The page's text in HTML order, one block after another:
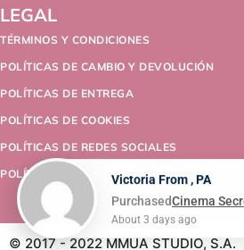
LEGAL
TÉRMINOS Y CONDICIONES
POLÍTICAS DE CAMBIO Y DEVOLUCIÓN
POLÍTICAS DE ENTREGA
POLÍTICAS DE COOKIES
POLÍTICAS DE REDES SOCIALES
POLÍTICAS DE PRIVACIDAD
© 2017 - 2022 MMUA STUDIO, S.A.
Victoria From , PA
Purchased
About 3 days ago